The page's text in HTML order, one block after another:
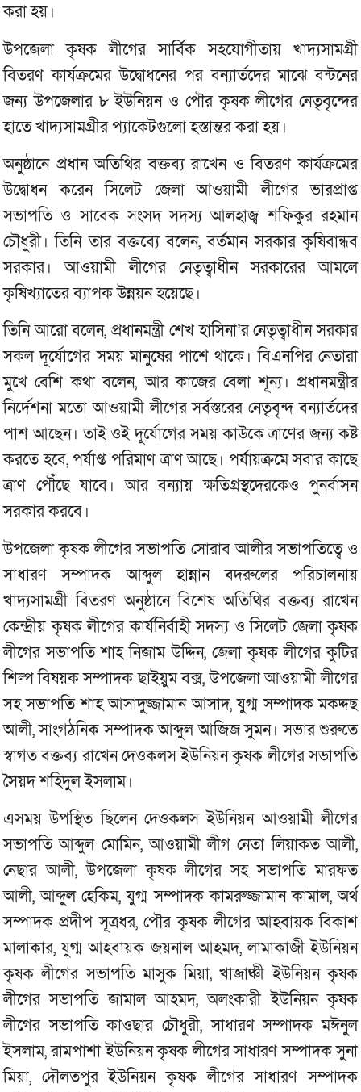
করা হয়।
উপজেলা কৃষক লীগের সার্বিক সহযোগীতায় খাদ্যসামগ্রী
বিতরণ কার্যক্রমের উদ্বোধনের পর বন্যার্তদের মাঝে বন্টনের
জন্য উপজেলার ৮ ইউনিয়ন ও পৌর কৃষক লীগের নেতৃবৃন্দের
হাতে খাদ্যসামগ্রীর প্যাকেটগুলো হস্তান্তর করা হয়।
অনুষ্ঠানে প্রধান অতিথির বক্তব্য রাখেন ও বিতরণ কার্যক্রমের
উদ্বোধন করেন সিলেট জেলা আওয়ামী লীগের ভারপ্রাপ্ত
সভাপতি ও সাবেক সংসদ সদস্য আলহাজ্ব শফিকুর রহমান
চৌধুরী। তিনি তার বক্তব্যে বলেন, বর্তমান সরকার কৃষিবান্ধব
সরকার। আওয়ামী লীগের নেতৃত্বাধীন সরকারের আমলে
কৃষিখ্যাতের ব্যাপক উন্নয়ন হয়েছে।
তিনি আরো বলেন, প্রধানমন্ত্রী শেখ হাসিনা’র নেতৃত্বাধীন সরকার
সকল দূর্যোগের সময় মানুষের পাশে থাকে। বিএনপির নেতারা
মুখে বেশি কথা বলেন, আর কাজের বেলা শূন্য। প্রধানমন্ত্রীর
নির্দেশনা মতো আওয়ামী লীগের সর্বস্তরের নেতৃবৃন্দ বন্যার্তদের
পাশ আছেন। তাই ওই দূর্যোগের সময় কাউকে ত্রাণের জন্য কষ্ট
করতে হবে, পর্যাপ্ত পরিমাণ ত্রাণ আছে। পর্যায়ক্রমে সবার কাছে
ত্রাণ পৌঁছে যাবে। আর বন্যায় ক্ষতিগ্রস্থদেরকেও পুনর্বাসন
সরকার করবে।
উপজেলা কৃষক লীগের সভাপতি সোরাব আলীর সভাপতিত্বে ও
সাধারণ সম্পাদক আব্দুল হান্নান বদরুলের পরিচালনায়
খাদ্যসামগ্রী বিতরণ অনুষ্ঠানে বিশেষ অতিথির বক্তব্য রাখেন
কেন্দ্রীয় কৃষক লীগের কার্যনির্বাহী সদস্য ও সিলেট জেলা কৃষক
লীগের সভাপতি শাহ নিজাম উদ্দিন, জেলা কৃষক লীগের কুটির
শিল্প বিষয়ক সম্পাদক ছাইয়ুম বক্স, উপজেলা আওয়ামী লীগের
সহ সভাপতি শাহ আসাদুজ্জামান আসাদ, যুগ্ম সম্পাদক মকদ্দছ
আলী, সাংগঠনিক সম্পাদক আব্দুল আজিজ সুমন। সভার শুরুতে
স্বাগত বক্তব্য রাখেন দেওকলস ইউনিয়ন কৃষক লীগের সভাপতি
সৈয়দ শহিদুল ইসলাম।
এসময় উপস্থিত ছিলেন দেওকলস ইউনিয়ন আওয়ামী লীগের
সভাপতি আব্দুল মোমিন, আওয়ামী লীগ নেতা লিয়াকত আলী,
নেছার আলী, উপজেলা কৃষক লীগের সহ সভাপতি মারফত
আলী, আব্দুল হেকিম, যুগ্ম সম্পাদক কামরুজ্জামান কামাল, অর্থ
সম্পাদক প্রদীপ সূত্রধর, পৌর কৃষক লীগের আহবায়ক বিকাশ
মালাকার, যুগ্ম আহবায়ক জয়নাল আহমদ, লামাকাজী ইউনিয়ন
কৃষক লীগের সভাপতি মাসুক মিয়া, খাজাঞ্চী ইউনিয়ন কৃষক
লীগের সভাপতি জামাল আহমদ, অলংকারী ইউনিয়ন কৃষক
লীগের সভাপতি কাওছার চৌধুরী, সাধারণ সম্পাদক মঈনুল
ইসলাম, রামপাশা ইউনিয়ন কৃষক লীগের সাধারণ সম্পাদক সুনা
মিয়া, দৌলতপুর ইউনিয়ন কৃষক লীগের সাধারণ সম্পাদক